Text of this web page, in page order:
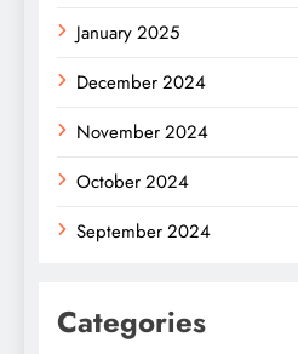
January 2025
December 2024
November 2024
October 2024
September 2024
Categories